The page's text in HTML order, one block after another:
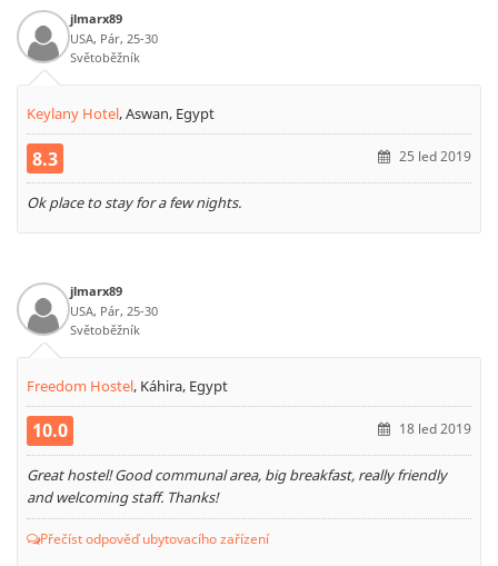
jlmarx89
USA, Pár, 25-30
Světoběžník
Keylany Hotel,Aswan, Egypt
8.3 25 led 2019
Ok place to stay for a few nights.
jlmarx89
USA, Pár, 25-30
Světoběžník
Freedom Hostel, Káhira, Egypt
10.0 18 led 2019
Great hostel! Good communal area, big breakfast, really friendly
and welcoming staff. Thanks!
Přečíst odpověď ubytovacího zařízení